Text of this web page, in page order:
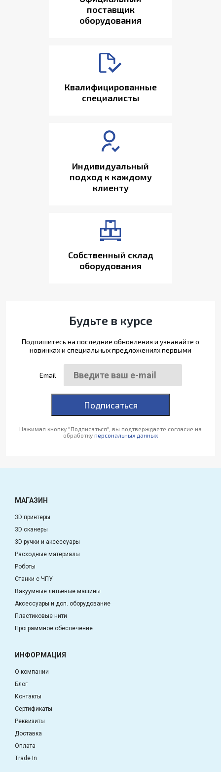
поставщик
оборудования
Квалифицированные
специалисты
Индивидуальный
подход к каждому
клиенту
Собственный склад
оборудования
Будьте в курсе
Подпишитесь на последние обновления и узнавайте о
новинках и специальных предложениях первыми
Email
Подписаться
Нажимая кнопку "Подписаться", вы подтверждаете согласие на
обработку персональных данных
МАГАЗИН
3D принтеры
3D сканеры
3D ручки и аксессуары
Расходные материалы
Роботы
Станки с ЧПУ
Вакуумные литьевые машины
Аксессуары и доп. оборудование
Пластиковые нити
Программное обеспечение
ИНФОРМАЦИЯ
О компании
Блог
Контакты
Сертификаты
Реквизиты
Доставка
Оплата
Trade In